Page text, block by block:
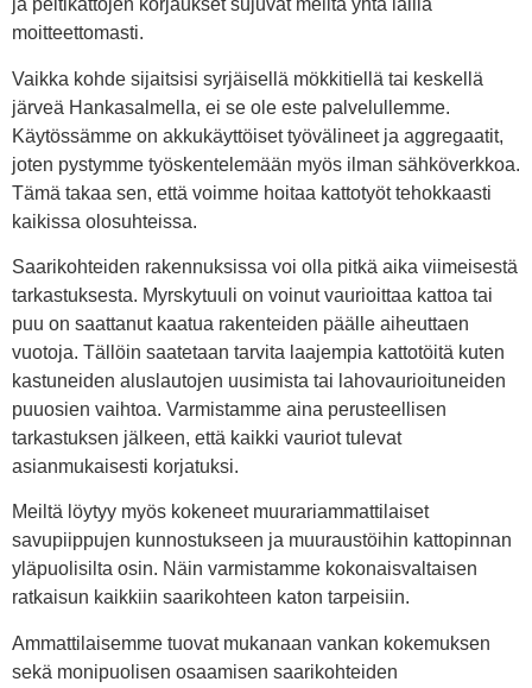
ja peltikattojen korjaukset sujuvat meiltä yhtä lailla
moitteettomasti.
Vaikka kohde sijaitsisi syrjäisellä mökkitiellä tai keskellä
järveä Hankasalmella, ei se ole este palvelullemme.
Käytössämme on akkukäyttöiset työvälineet ja aggregaatit,
joten pystymme työskentelemään myös ilman sähköverkkoa.
Tämä takaa sen, että voimme hoitaa kattotyöt tehokkaasti
kaikissa olosuhteissa.
Saarikohteiden rakennuksissa voi olla pitkä aika viimeisestä
tarkastuksesta. Myrskytuuli on voinut vaurioittaa kattoa tai
puu on saattanut kaatua rakenteiden päälle aiheuttaen
vuotoja. Tällöin saatetaan tarvita laajempia kattotöitä kuten
kastuneiden aluslautojen uusimista tai lahovaurioituneiden
puuosien vaihtoa. Varmistamme aina perusteellisen
tarkastuksen jälkeen, että kaikki vauriot tulevat
asianmukaisesti korjatuksi.
Meiltä löytyy myös kokeneet muurariammattilaiset
savupiippujen kunnostukseen ja muuraustöihin kattopinnan
yläpuolisilta osin. Näin varmistamme kokonaisvaltaisen
ratkaisun kaikkiin saarikohteen katon tarpeisiin.
Ammattilaisemme tuovat mukanaan vankan kokemuksen
sekä monipuolisen osaamisen saarikohteiden